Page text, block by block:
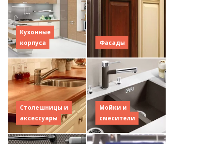
Кухонные
корпуса
Фасады
Столешницы и
аксессуары
Мойки и
смесители